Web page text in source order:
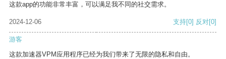
这款app的功能非常丰富，可以满足我不同的社交需求。
2024-12-06 支持[0] 反对[0]
游客
这款加速器VPM应用程序已经为我们带来了无限的隐私和自由。